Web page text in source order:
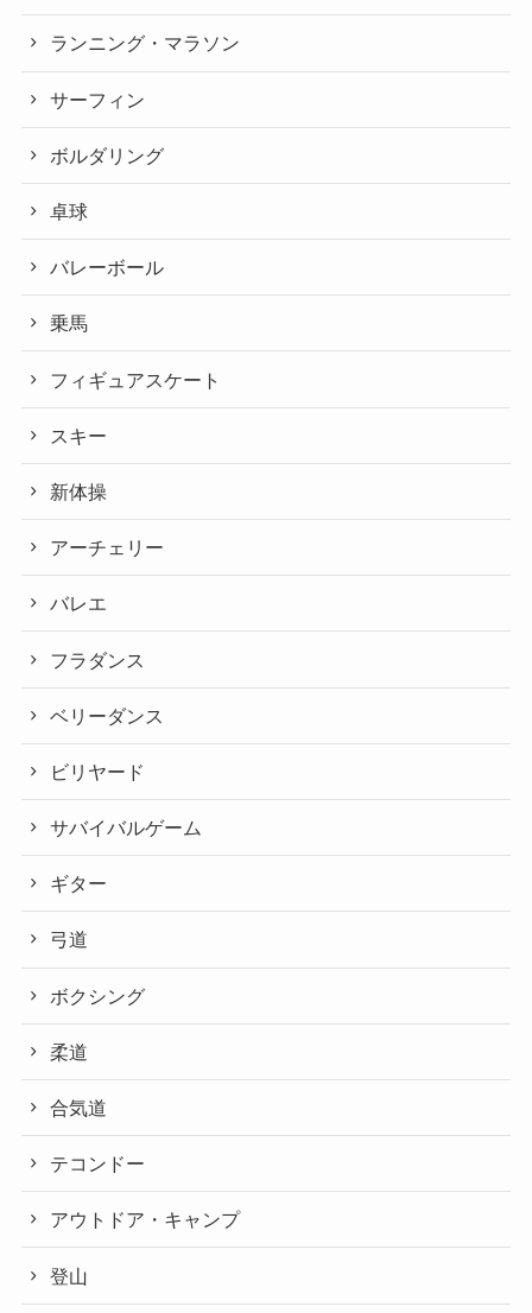
ランニング・マラソン
サーフィン
ボルダリング
卓球
バレーボール
乗馬
フィギュアスケート
スキー
新体操
アーチェリー
バレエ
フラダンス
ベリーダンス
ビリヤード
サバイバルゲーム
ギター
弓道
ボクシング
柔道
合気道
テコンドー
アウトドア・キャンプ
登山